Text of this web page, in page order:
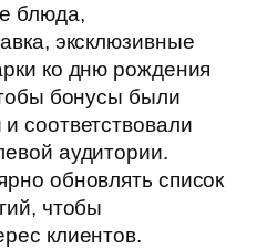
блюда,
эксклюзивные
ко дню рождения
бонусы были
соответствовали
аудитории.
обновлять список
чтобы
клиентов.